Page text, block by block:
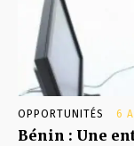
OPPORTUNITÉS 6
Bénin : Une